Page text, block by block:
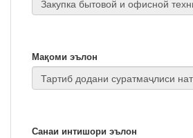
Мақоми эълон
Санаи интишори эълон